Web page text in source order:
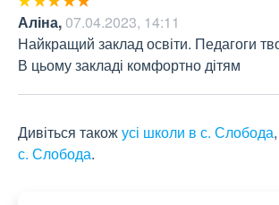
Аліна,07.04.2023, 14:11
Найкращий заклад освіти. Педагоги
В цьому закладі комфортно дітям
Дивіться такожусі школи в с. Слобода,
с. Слобода.